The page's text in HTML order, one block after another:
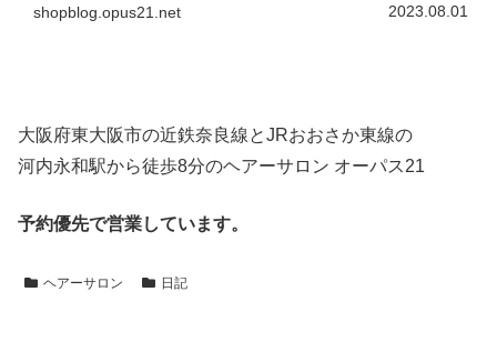
shopblog.opus21.net 2023.08.01
大阪府東大阪市の近鉄奈良線とJRおおさか東線の
河内永和駅から徒歩8分のヘアーサロン オーパス21
予約優先で営業しています。
ヘアーサロン 日記